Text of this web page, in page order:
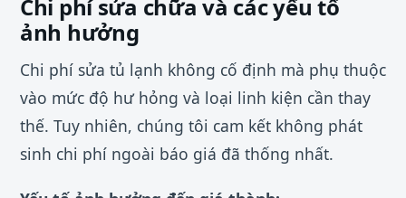
Chi phí sửa chữa và các yếu tố
ảnh hưởng
Chi phí sửa tủ lạnh không cố định mà phụ thuộc
vào mức độ hư hỏng và loại linh kiện cần thay
thế. Tuy nhiên, chúng tôi cam kết không phát
sinh chi phí ngoài báo giá đã thống nhất.